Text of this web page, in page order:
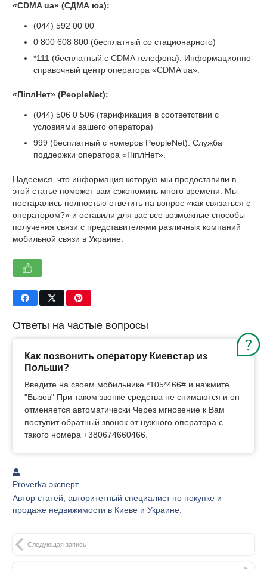
«CDMA ua» (СДМА юа):
(044) 592 00 00
0 800 608 800 (бесплатный со стационарного)
*111 (бесплатный с CDMA телефона). Информационно-
справочный центр оператора «CDMA ua».
«ПіплНет» (PeopleNet):
(044) 506 0 506 (тарификация в соответствии с
условиями вашего оператора)
999 (бесплатный с номеров PeopleNet). Служба
поддержки оператора «ПіплНет».
Надеемся, что информация которую мы предоставили в
этой статье поможет вам сэкономить много времени. Мы
постарались полностью ответить на вопрос «как связаться с
оператором?» и оставили для вас все возможные способы
получения связи с представителями различных компаний
мобильной связи в Украине.
Ответы на частые вопросы
Как позвонить оператору Киевстар из
Польши?
Введите на своем мобильнике *105*466# и нажмите
"Вызов" При таком звонке средства не снимаются и он
отменяется автоматически Через мгновение к Вам
поступит обратный звонок от нужного оператора с
такого номера +380674660466.
Proverka эксперт
Автор статей, авторитетный специалист по покупке и
продаже недвижимости в Киеве и Украине.
Следующая запись